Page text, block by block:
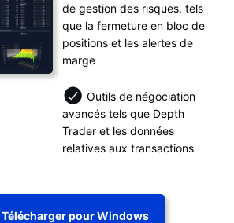
de gestion des risques, tels
que la fermeture en bloc de
positions et les alertes de
marge
Outils de négociation
avancés tels que Depth
Trader et les données
relatives aux transactions
Télécharger pour Windows